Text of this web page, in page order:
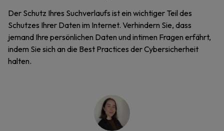
Der Schutz Ihres Suchverlaufs ist ein wichtiger Teil des
Schutzes Ihrer Daten im Internet. Verhindern Sie, dass
jemand Ihre persönlichen Daten und intimen Fragen erfährt,
indem Sie sich an die Best Practices der Cybersicherheit
halten.